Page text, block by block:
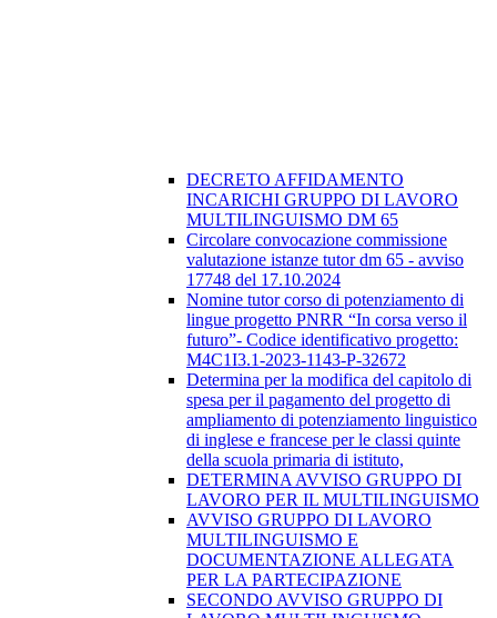
DECRETO AFFIDAMENTO
INCARICHI GRUPPO DI LAVORO
MULTILINGUISMO DM 65
Circolare convocazione commissione
valutazione istanze tutor dm 65 - avviso
17748 del 17.10.2024
Nomine tutor corso di potenziamento di
lingue progetto PNRR “In corsa verso il
futuro”- Codice identificativo progetto:
M4C1I3.1-2023-1143-P-32672
Determina per la modifica del capitolo di
spesa per il pagamento del progetto di
ampliamento di potenziamento linguistico
di inglese e francese per le classi quinte
della scuola primaria di istituto,
DETERMINA AVVISO GRUPPO DI
LAVORO PER IL MULTILINGUISMO
AVVISO GRUPPO DI LAVORO
MULTILINGUISMO E
DOCUMENTAZIONE ALLEGATA
PER LA PARTECIPAZIONE
SECONDO AVVISO GRUPPO DI